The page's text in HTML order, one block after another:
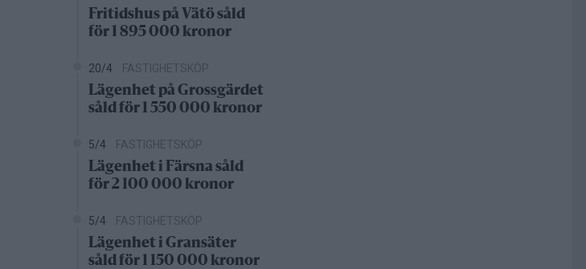
Fritidshus på Vätö såld
för 1 895 000 kronor
20/4 FASTIGHETSKÖP
Lägenhet på Grossgärdet
såld för 1 550 000 kronor
5/4 FASTIGHETSKÖP
Lägenhet i Färsna såld
för 2 100 000 kronor
5/4 FASTIGHETSKÖP
Lägenhet i Gransäter
såld för 1 150 000 kronor